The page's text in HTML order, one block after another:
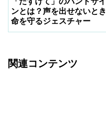
ンとは？声を出せないとき
命を守るジェスチャー
関連コンテンツ